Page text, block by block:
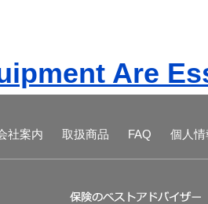
Are
社案内 取扱商品 FAQ 個人